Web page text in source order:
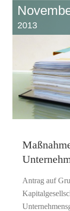
2013
Antrag auf